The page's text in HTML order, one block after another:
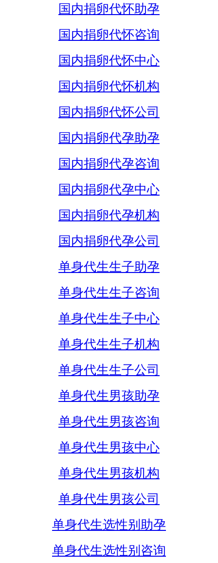
国内捐卵代怀助孕
国内捐卵代怀咨询
国内捐卵代怀中心
国内捐卵代怀机构
国内捐卵代怀公司
国内捐卵代孕助孕
国内捐卵代孕咨询
国内捐卵代孕中心
国内捐卵代孕机构
国内捐卵代孕公司
单身代生生子助孕
单身代生生子咨询
单身代生生子中心
单身代生生子机构
单身代生生子公司
单身代生男孩助孕
单身代生男孩咨询
单身代生男孩中心
单身代生男孩机构
单身代生男孩公司
单身代生选性别助孕
单身代生选性别咨询